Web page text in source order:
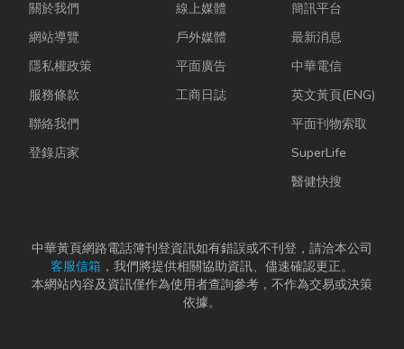
關於我們
網站導覽
隱私權政策
服務條款
聯絡我們
登錄店家
線上媒體
戶外媒體
平面廣告
工商日誌
簡訊平台
最新消息
中華電信
英文黃頁(ENG)
平面刊物索取
SuperLife
醫健快搜
中華黃頁網路電話簿刊登資訊如有錯誤或不刊登，請洽本公司
客服信箱 ，我們將提供相關協助資訊、儘速確認更正。
本網站內容及資訊僅作為使用者查詢參考，不作為交易或決策
依據。